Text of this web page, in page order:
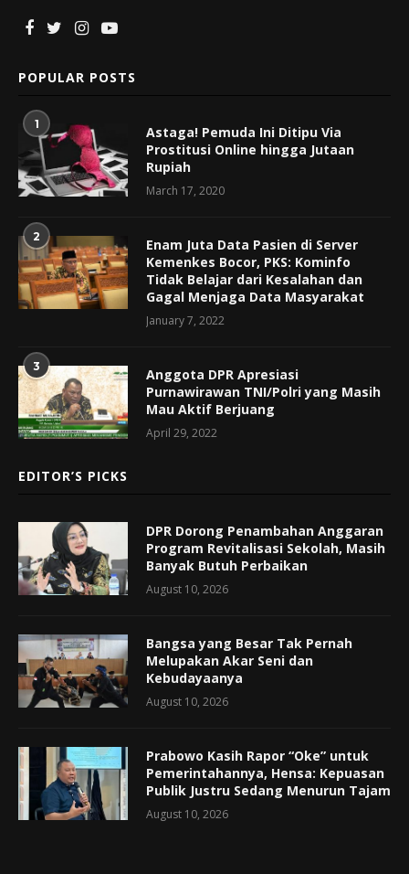
POPULAR POSTS
1
Astaga! Pemuda Ini Ditipu Via
Prostitusi Online hingga Jutaan
Rupiah
March 17, 2020
2
Enam Juta Data Pasien di Server
Kemenkes Bocor, PKS: Kominfo
Tidak Belajar dari Kesalahan dan
Gagal Menjaga Data Masyarakat
January 7, 2022
3
Anggota DPR Apresiasi
Purnawirawan TNI/Polri yang Masih
Mau Aktif Berjuang
April 29, 2022
EDITOR’S PICKS
DPR Dorong Penambahan Anggaran
Program Revitalisasi Sekolah, Masih
Banyak Butuh Perbaikan
August 10, 2026
Bangsa yang Besar Tak Pernah
Melupakan Akar Seni dan
Kebudayaanya
August 10, 2026
Prabowo Kasih Rapor “Oke” untuk
Pemerintahannya, Hensa: Kepuasan
Publik Justru Sedang Menurun Tajam
August 10, 2026